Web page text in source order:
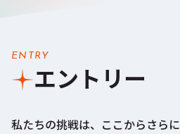
ENTRY
エントリー
私たちの挑戦は、ここからさらに